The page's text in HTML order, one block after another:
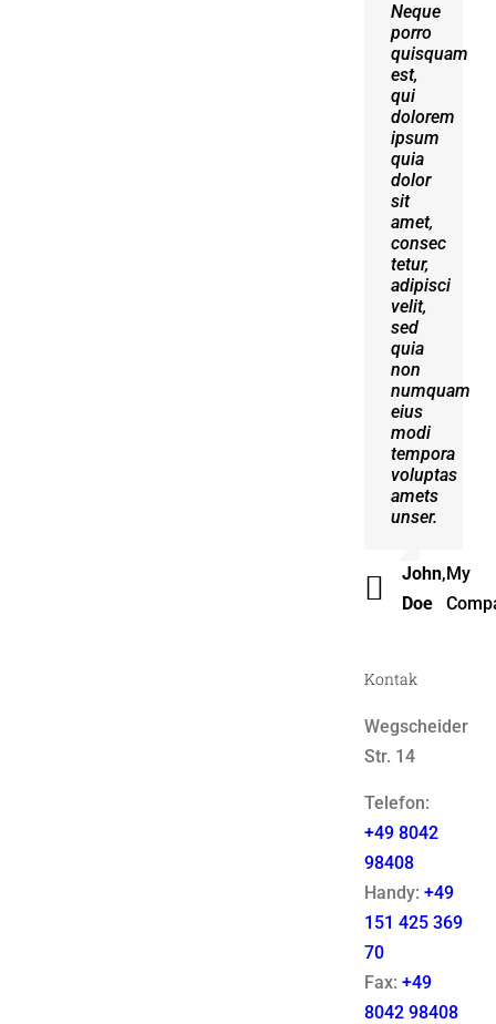
Neque
porro
quisquam
est,
qui
dolorem
ipsum
quia
dolor
sit
amet,
consec
tetur,
adipisci
velit,
sed
quia
non
numquam
eius
modi
tempora
voluptas
amets
unser.
John
Doe
, My
Aliquam
erat
volutpat.
Quisque
at est
id
ligula
facilisis
laoreet
eget
pulvinar
nibh.
Suspendisse
at
ultrices
dui.
Curabitur
ac
felis
arcu
sadips
ipsums
fugiats
nemis.
Beck
Kontak
Wegscheider
Str. 14
Telefon:
+49 8042
98408
Handy: +49
151 425 369
70
Fax: +49
8042 98408